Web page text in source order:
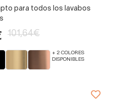
para todos los lavabos
101,64€
+ 2 COLORES
DISPONIBLES